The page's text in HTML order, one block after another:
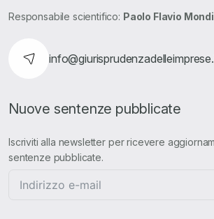
Responsabile scientifico: Paolo Flavio
Nuove sentenze pubblicate
Iscriviti alla newsletter per ricevere
sentenze pubblicate.